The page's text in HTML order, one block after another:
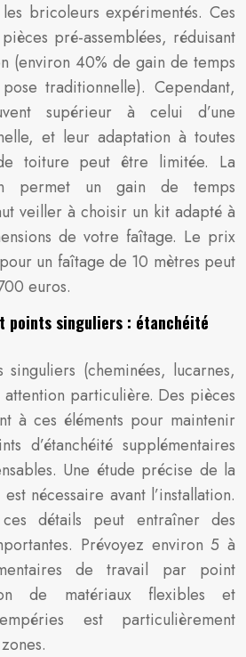
bricoleurs expérimentés. Ces
pré-assemblées, réduisant
(environ 40% de gain de temps
traditionnelle). Cependant,
supérieur à celui d’une
et leur adaptation à toutes
toiture peut être limitée. La
permet un gain de temps
veiller à choisir un kit adapté à
de votre faîtage. Le prix
un faîtage de 10 mètres peut
euros.
points singuliers : étanchéité
(cheminées, lucarnes,
attention particulière. Des pièces
à ces éléments pour maintenir
d’étanchéité supplémentaires
Une étude précise de la
nécessaire avant l’installation.
détails peut entraîner des
Prévoyez environ 5 à
de travail par point
de matériaux flexibles et
est particulièrement